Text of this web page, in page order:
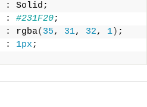
: Solid;
: #231F20;
: rgba( 35, 31, 32, 1) ;
: 1px ;